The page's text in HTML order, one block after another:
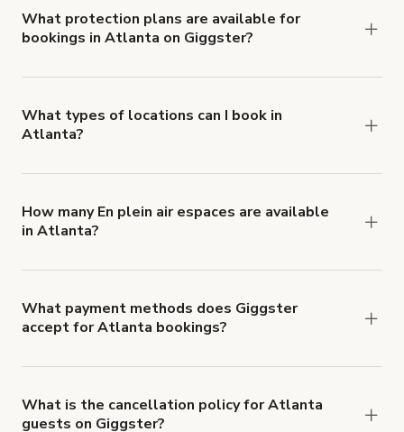
insurance with liability coverage of no less than
$1,000,000.
What protection plans are available for
bookings in Atlanta on Giggster?
about Giggster's Damage Protection coverage.
What types of locations can I book in
Atlanta?
'Filters' to look for something specific.
How many En plein air espaces are available
in Atlanta?
What payment methods does Giggster
accept for Atlanta bookings?
What is the cancellation policy for Atlanta
guests on Giggster?